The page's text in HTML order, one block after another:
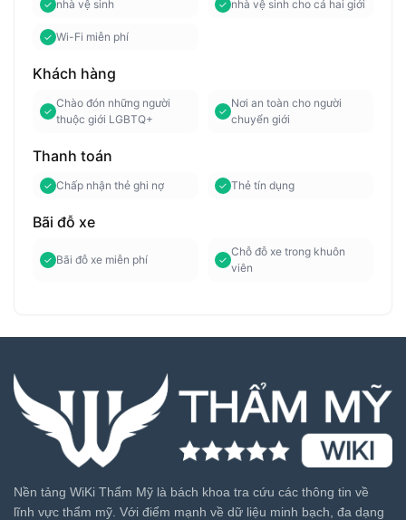
nhà vệ sinh nhà vệ sinh cho cả hai giới
Wi-Fi miễn phí
Khách hàng
Chào đón những người
thuộc giới LGBTQ+
Nơi an toàn cho người
chuyển giới
Thanh toán
Chấp nhận thẻ ghi nợ Thẻ tín dụng
Bãi đỗ xe
Bãi đỗ xe miễn phí
Chỗ đỗ xe trong khuôn
viên
Nền tảng WiKi Thẩm Mỹ là bách khoa tra cứu các thông tin về
lĩnh vực thẩm mỹ. Với điểm mạnh về dữ liệu minh bạch, đa dạng